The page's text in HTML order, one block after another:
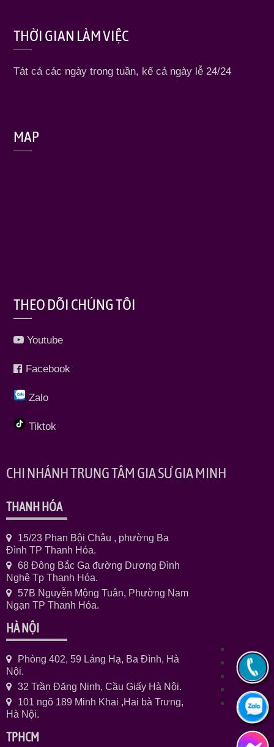
THỜI GIAN LÀM VIỆC
Tát cả các ngày trong tuần, kể cả ngày lễ 24/24
MAP
THEO DÕI CHÚNG TÔI
Youtube
Facebook
Zalo
Tiktok
CHI NHÁNH TRUNG TÂM GIA SƯ GIA MINH
THANH HÓA
15/23 Phan Bội Châu , phường Ba
Đình TP Thanh Hóa.
68 Đông Bắc Ga đường Dương Đình
Nghệ Tp Thanh Hóa.
57B Nguyễn Mộng Tuân, Phường Nam
Ngạn TP Thanh Hóa.
HÀ NỘI
Phòng 402, 59 Láng Hạ, Ba Đình, Hà
Nội.
32 Trần Đăng Ninh, Cầu Giấy Hà Nội.
101 ngõ 189 Minh Khai ,Hai bà Trưng,
Hà Nội.
TPHCM